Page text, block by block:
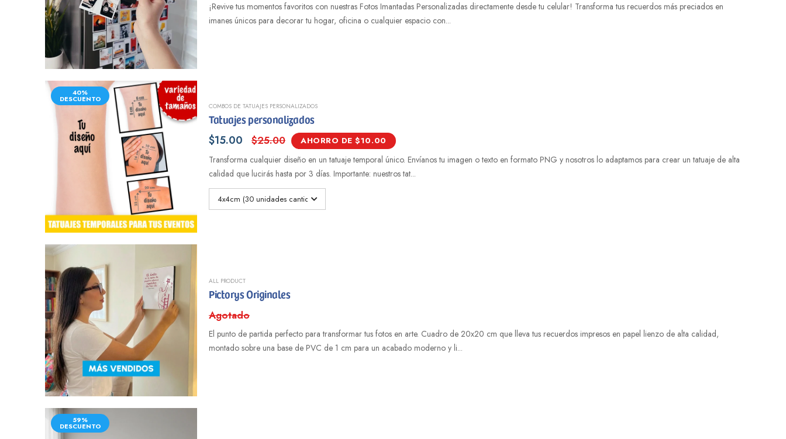
¡Revive tus momentos favoritos con nuestras Fotos Imantadas Personalizadas directamente desde tu celular! Transforma tus recuerdos más preciados en
imanes únicos para decorar tu hogar, oficina o cualquier espacio con...
40%
DESCUENTO
COMBOS DE TATUAJES PERSONALIZADOS
Tatuajes personalizados
$15.00 $25.00 AHORRO DE $10.00
Transforma cualquier diseño en un tatuaje temporal único. Envíanos tu imagen o texto en formato PNG y nosotros lo adaptamos para crear un tatuaje de alta
calidad que lucirás hasta por 3 días. Importante: nuestros tat...
ALL PRODUCT
Pictorys Originales
Agotado
El punto de partida perfecto para transformar tus fotos en arte. Cuadro de 20x20 cm que lleva tus recuerdos impresos en papel lienzo de alta calidad,
montado sobre una base de PVC de 1 cm para un acabado moderno y li...
59%
DESCUENTO